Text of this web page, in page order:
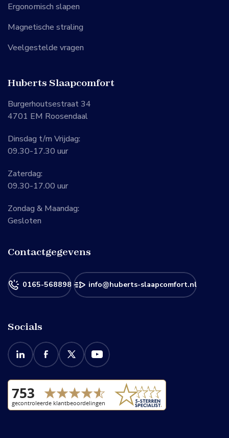
Ergonomisch slapen
Magnetische straling
Veelgestelde vragen
Huberts Slaapcomfort
Burgerhoutsestraat 34
4701 EM Roosendaal
Dinsdag t/m Vrijdag:
09.30-17.30 uur
Zaterdag:
09.30-17.00 uur
Zondag & Maandag:
Gesloten
Contactgegevens
0165-568898 info@huberts-slaapcomfort.nl
Socials